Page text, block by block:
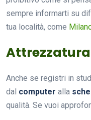
sempre informarti su
tua località, come
Anche se registri in
dal computer alla
qualità. Se vuoi